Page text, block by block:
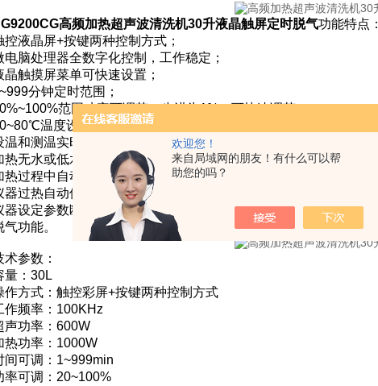
欢迎您！
来自局域网的朋友！有什么可以帮
助您的吗？
高频加热超声波清洗机30升液晶触屏定时脱气功能特点：
控液晶屏+按键两种控制方式；
电脑处理器全数字化控制，工作稳定；
晶触摸屏菜单可快速设置；
分钟定时范围；
范围功率可调节（步进为1%，可快速调节）；
温度设定范围（显示精度为0.1度）；
温和测温实时显示；
热无水或低水位时，自动检测报警；
热过程中自动搅拌（均匀水温）；
器过热自动保护；
器设定参数断电自动记忆；
气功能。
术参数：
量：30L
作方式：触控彩屏+按键两种控制方式
作频率：100KHz
声功率：600W
热功率：1000W
间可调：1~999min
率可调：20~100%